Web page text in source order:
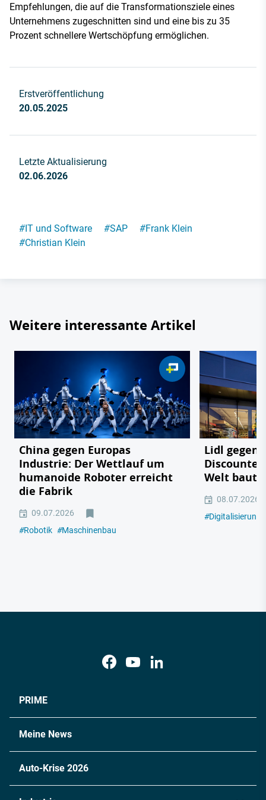
Empfehlungen, die auf die Transformationsziele eines
Unternehmens zugeschnitten sind und eine bis zu 35
Prozent schnellere Wertschöpfung ermöglichen.
Erstveröffentlichung
20.05.2025
Letzte Aktualisierung
02.06.2026
#IT und Software #SAP #Frank Klein
#Christian Klein
Weitere interessante Artikel
China gegen Europas
Industrie: Der Wettlauf um
humanoide Roboter erreicht
die Fabrik
09.07.2026
#Robotik #Maschinenbau
Lidl gegen
Discounter
Welt baut
08.07.2026
#Digitalisierung
PRIME
Meine News
Auto-Krise 2026